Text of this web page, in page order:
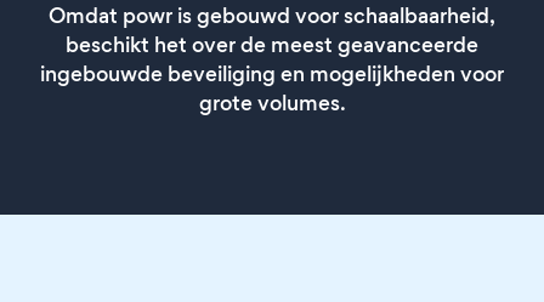
Omdat powr is gebouwd voor schaalbaarheid,
beschikt het over de meest geavanceerde
ingebouwde beveiliging en mogelijkheden voor
grote volumes.